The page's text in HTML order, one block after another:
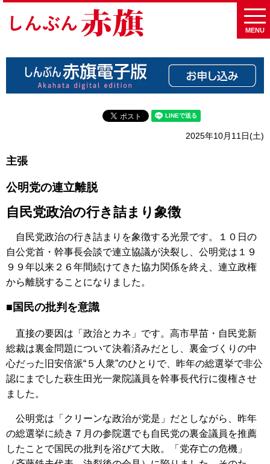
MENU
2025年10月11日(土)
主張
公明党の連立離脱
自民党政治の行き詰まり象徴
自民党政治の行き詰まりを象徴する光景です。１０日の
自公党首・幹事長会談で連立協議が決裂し、公明党は１９
９９年以来２６年間続けてきた協力関係を終え、連立政権
から離脱することになりました。
■国民の批判を意識
直接の要因は「政治とカネ」です。高市早苗・自民党新
総裁は裏金問題について決着済みだとし、裏金づくりの中
心だった旧安倍派“５人衆”のひとりで、昨年の総選挙で非公
認にまでした萩生田光一衆院議員を幹事長代行に復権させ
ました。
公明党は「クリーンな政治が党是」だとしながら、昨年
の総選挙に続き７月の参院選でも自民党の裏金議員を推薦
したことで国民の批判を浴びて大敗。「党存亡の危機」